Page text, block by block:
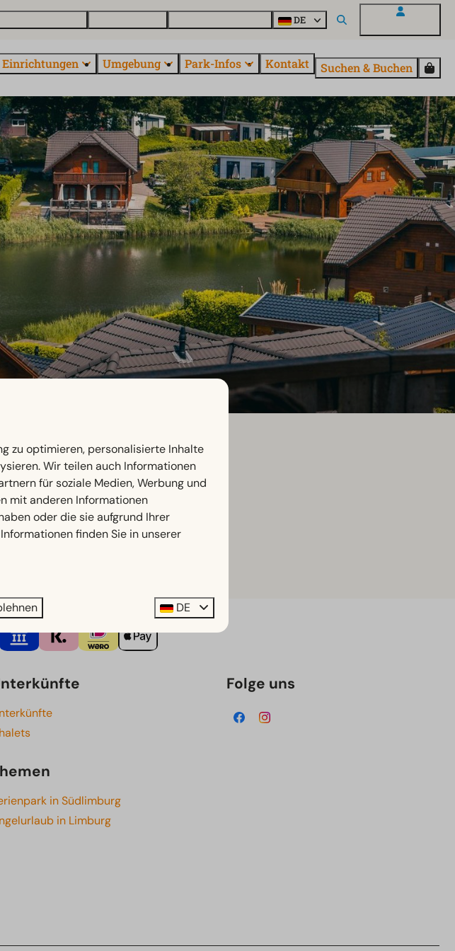
DE
Einrichtungen Umgebung Park-Infos Kontakt Suchen & Buchen
in Südlimburg
in Limburg
Folge uns
zu optimieren, personalisierte Inhalte
Wir teilen auch Informationen
für soziale Medien, Werbung und
mit anderen Informationen
oder die sie aufgrund Ihrer
finden Sie in unserer
DE